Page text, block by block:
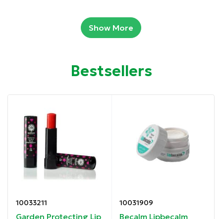
Συσκευασία: 4.5 gr.
Βαθιά ενυδάτωση και θρέψη
Άμεση ανακούφιση σε ξηρά και σκασμένα χείλη
Δερματολογικά ελεγμένο
Οδηγίες χρήσης:
Εφαρμόστε απευθείας στα χείλη από το κέντρο προς
Συστατικά:
Show More
Bestsellers
10033211
Garden Protecting Lip
10031909
Becalm Lipbecalm